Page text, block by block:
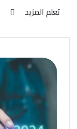
تعلم المزيد